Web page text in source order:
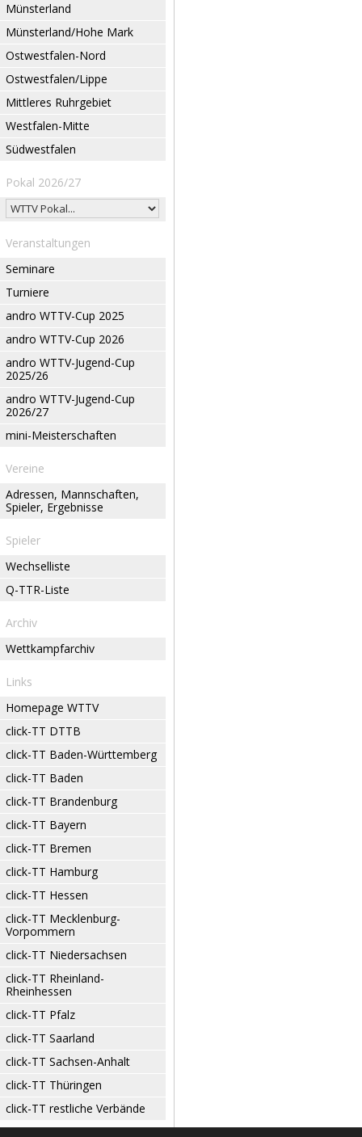
Münsterland
Münsterland/Hohe Mark
Ostwestfalen-Nord
Ostwestfalen/Lippe
Mittleres Ruhrgebiet
Westfalen-Mitte
Südwestfalen
Pokal 2026/27
Veranstaltungen
Seminare
Turniere
andro WTTV-Cup 2025
andro WTTV-Cup 2026
andro WTTV-Jugend-Cup
2025/26
andro WTTV-Jugend-Cup
2026/27
mini-Meisterschaften
Vereine
Adressen, Mannschaften,
Spieler, Ergebnisse
Spieler
Wechselliste
Q-TTR-Liste
Archiv
Wettkampfarchiv
Links
Homepage WTTV
click-TT DTTB
click-TT Baden-Württemberg
click-TT Baden
click-TT Brandenburg
click-TT Bayern
click-TT Bremen
click-TT Hamburg
click-TT Hessen
click-TT Mecklenburg-
Vorpommern
click-TT Niedersachsen
click-TT Rheinland-
Rheinhessen
click-TT Pfalz
click-TT Saarland
click-TT Sachsen-Anhalt
click-TT Thüringen
click-TT restliche Verbände